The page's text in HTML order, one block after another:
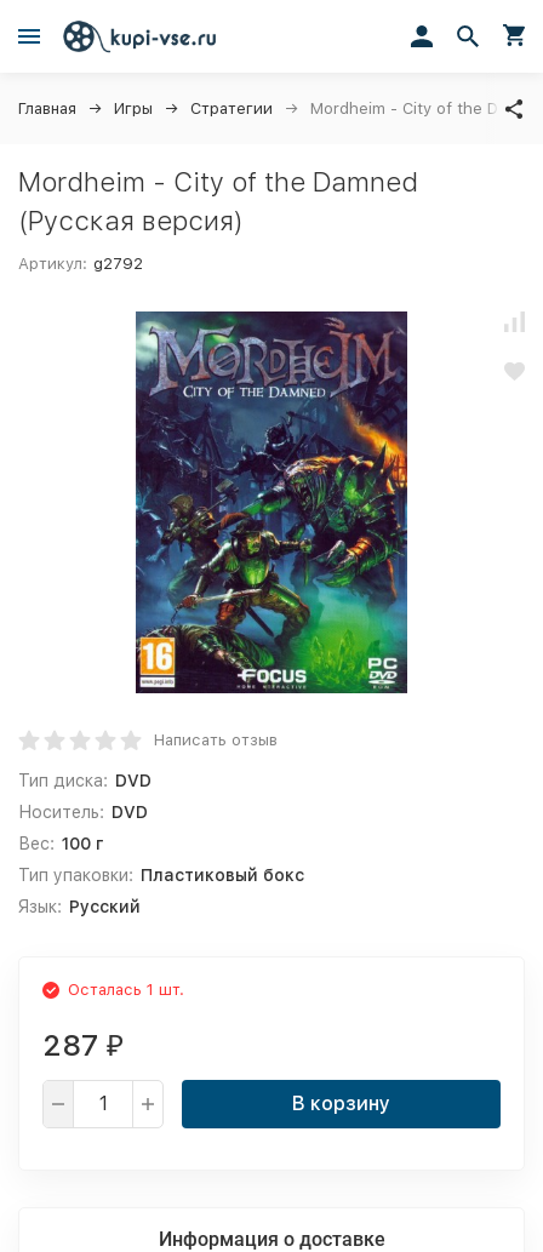
Главная Игры Стратегии Mordheim - City of the
Mordheim - City of the Damned
(Русская версия)
Артикул: g2792
Написать отзыв
Тип диска: DVD
Носитель: DVD
Вес: 100 г
Тип упаковки: Пластиковый бокс
Язык: Русский
Осталась 1 шт.
287 ₽
В корзину
Информация о доставке